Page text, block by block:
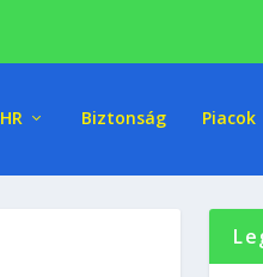
HR Biztonság Piacok